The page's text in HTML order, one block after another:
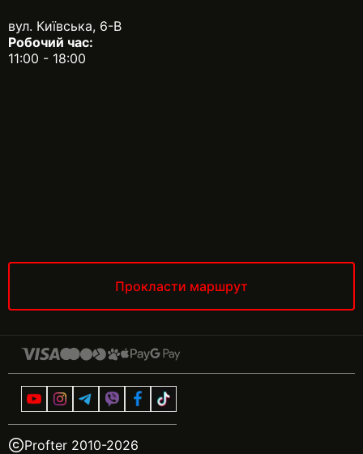
вул. Київська, 6-В
Робочий час:
11:00 - 18:00
Прокласти маршрут
Profter 2010-2026